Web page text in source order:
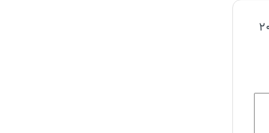
برای “پروفیل(قوطی) ۲۰×۲۰